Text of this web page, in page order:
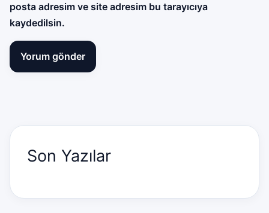
posta adresim ve site adresim bu tarayıcıya
kaydedilsin.
Son Yazılar